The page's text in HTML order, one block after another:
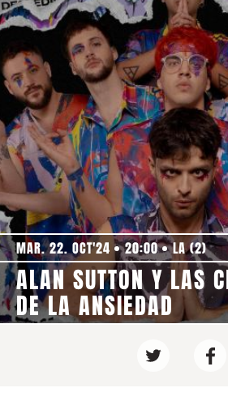
MAR. 22. OCT'24 20:00 LA (2)
ALAN SUTTON Y LAS
DE LA ANSIEDAD